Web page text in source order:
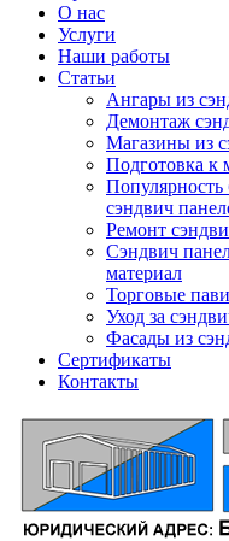
О нас
Услуги
Наши работы
Статьи
Ангары из
Демонтаж
Магазины из
Подготовка к
сэндвич
Ремонт
Сэндвич
материал
Торговые
Уход за
Фасады из
Сертификаты
Контакты